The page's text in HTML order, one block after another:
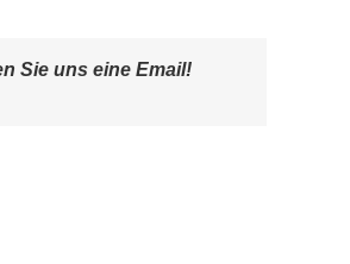
Sie uns eine Email!